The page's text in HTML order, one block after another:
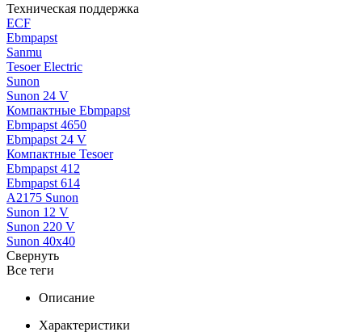
Техническая поддержка
ECF
Ebmpapst
Sanmu
Tesoer Electric
Sunon
Sunon 24 V
Компактные Ebmpapst
Ebmpapst 4650
Ebmpapst 24 V
Компактные Tesoer
Ebmpapst 412
Ebmpapst 614
A2175 Sunon
Sunon 12 V
Sunon 220 V
Sunon 40x40
Свернуть
Все теги
Описание
Характеристики